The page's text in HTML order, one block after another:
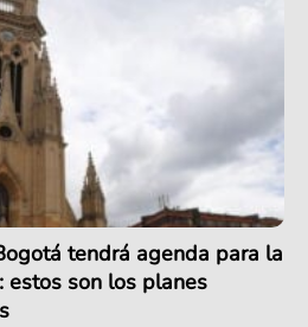
tendrá agenda para la
estos son los planes